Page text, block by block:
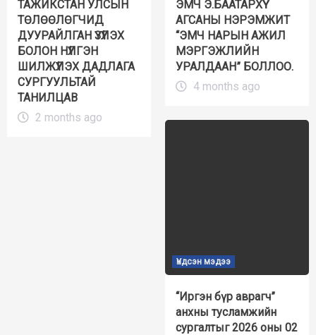
ТАЖИКСТАН УЛСЫН
ТӨЛӨӨЛӨГЧИД
ДУУРАЙЛГАН ҮЗҮҮЛЭХ
БОЛОН НҮҮЛГЭН
ШИЛЖҮҮЛЭХ ДАДЛАГА
СУРГУУЛЬТАЙ
ТАНИЛЦАВ
2 months ago
ЭМЧ Э.БААТАРХҮҮ
АГСАНЫ НЭРЭМЖИТ
“ЭМЧ НАРЫН АЖИЛ
МЭРГЭЖЛИЙН
УРАЛДААН” БОЛЛОО.
4 months ago
Үндсэн мэдээ
“Иргэн бүр аврагч”
анхны тусламжийн
сургалтыг 2026 оны 02